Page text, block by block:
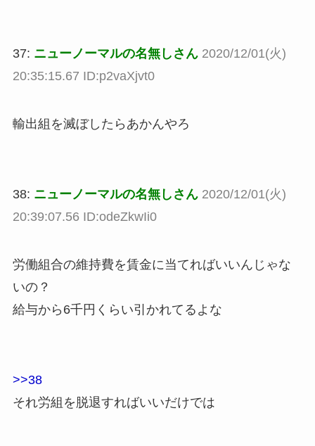
37: ニューノーマルの名無しさん 2020/12/01(火)
20:35:15.67 ID:p2vaXjvt0
輸出組を滅ぼしたらあかんやろ
38: ニューノーマルの名無しさん 2020/12/01(火)
20:39:07.56 ID:odeZkwIi0
労働組合の維持費を賃金に当てればいいんじゃな
いの？
給与から6千円くらい引かれてるよな
>>38
それ労組を脱退すればいいだけでは